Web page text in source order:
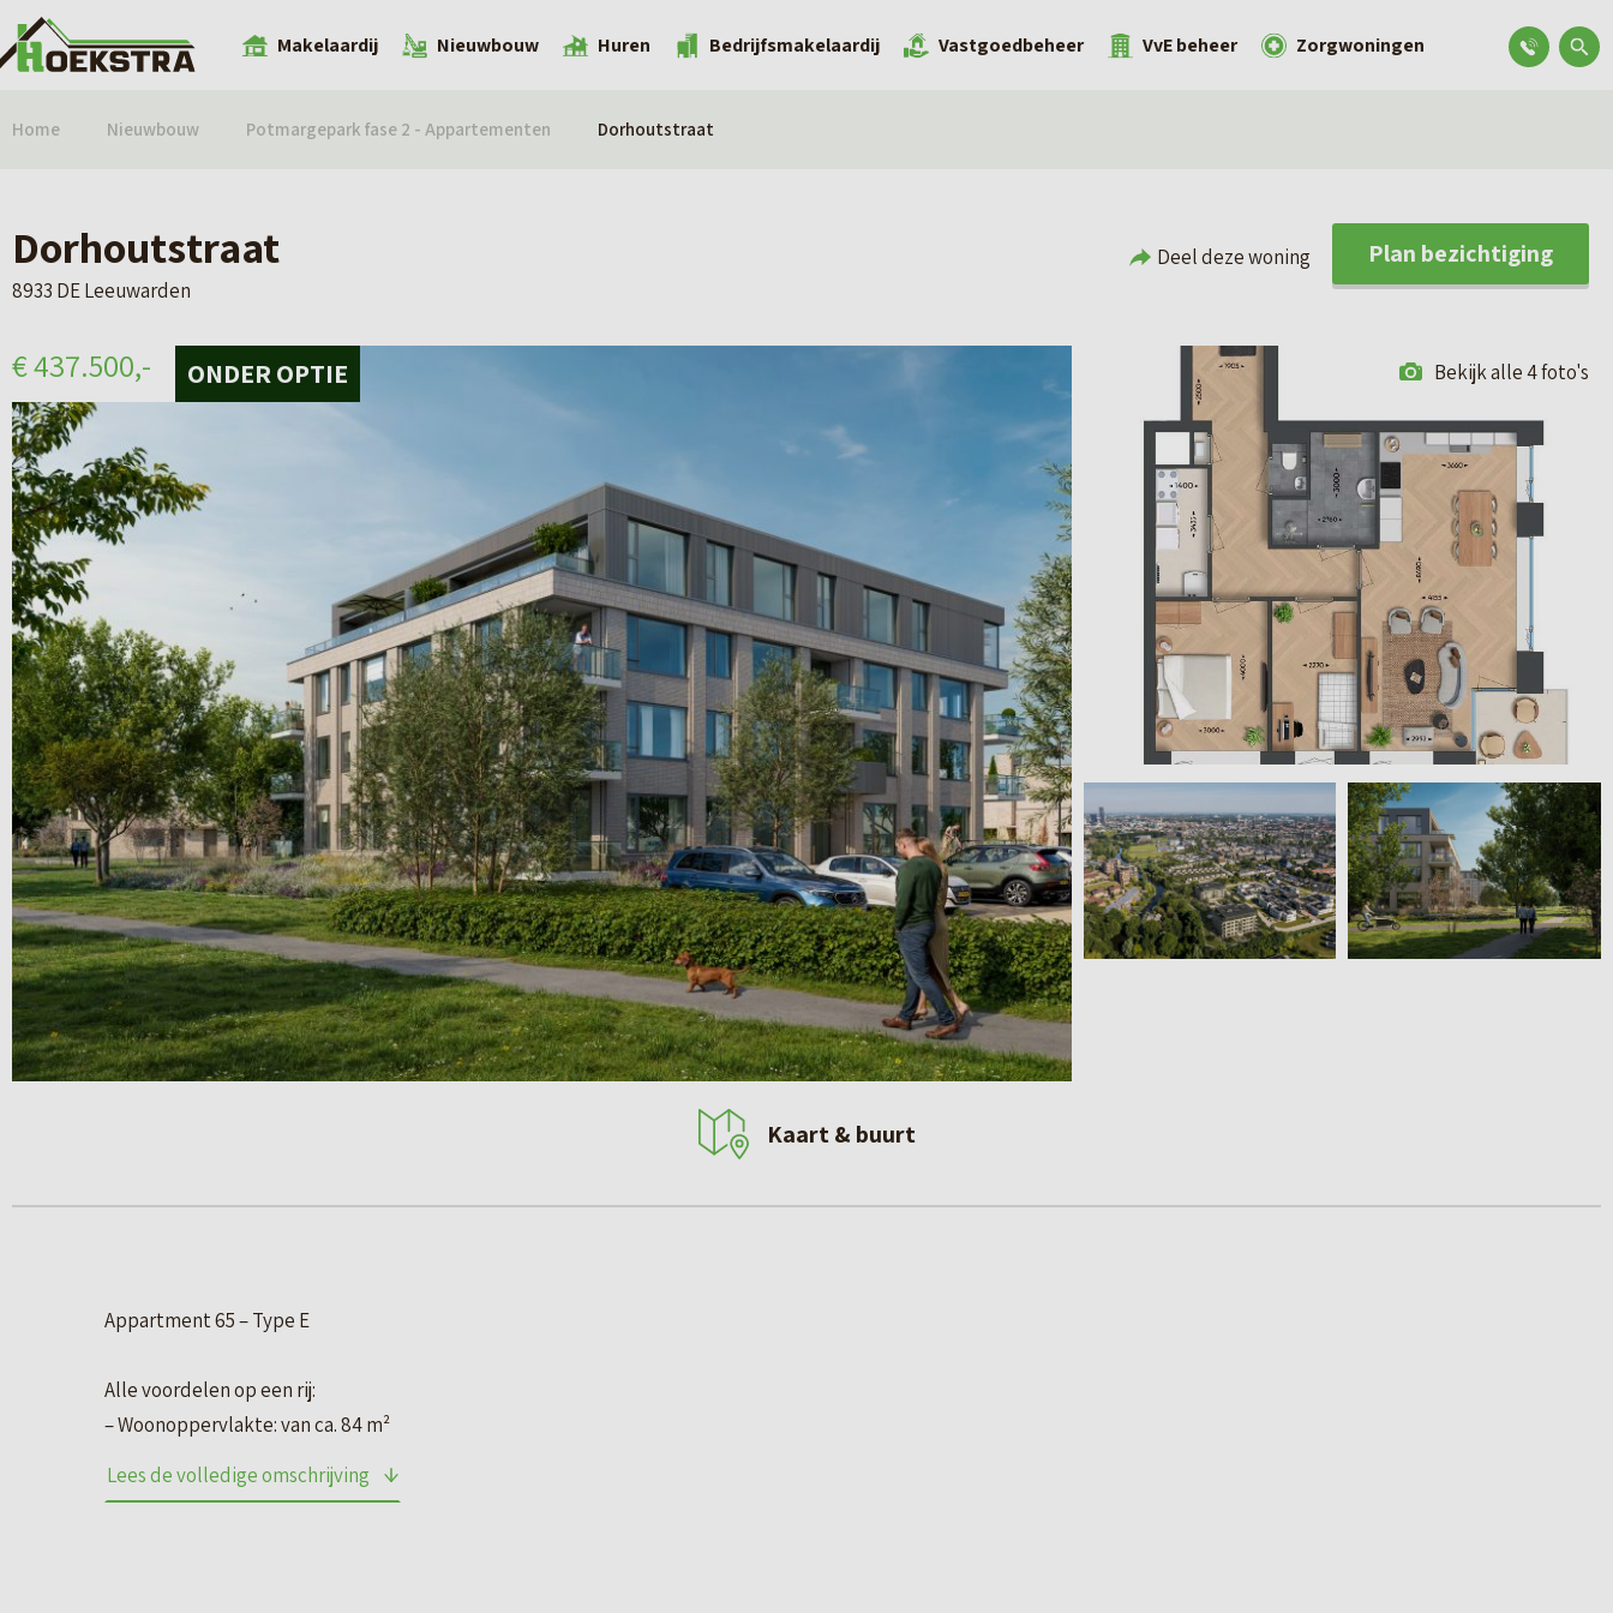
Makelaardij Nieuwbouw Huren Bedrijfsmakelaardij Vastgoedbeheer VvE beheer Zorgwoningen
Home Nieuwbouw Potmargepark fase 2 - Appartementen Dorhoutstraat
Dorhoutstraat
8933 DE Leeuwarden
Deel deze woning Plan bezichtiging
€ 437.500,- ONDER OPTIE Bekijk alle 4 foto's
Kaart & buurt
Appartment 65 – Type E
Alle voordelen op een rij:
– Woonoppervlakte: van ca. 84 m²
– 2 slaapkamers
Lees de volledige omschrijving